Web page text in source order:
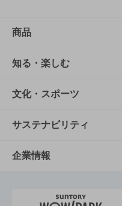
商品
商品TOP
商品一覧
商品発売情報
栄養成分一覧
知る・楽しむ
知る・楽しむTOP
キャンペーン
工場見学
文化・スポーツ
文化・スポーツTOP
サントリーホール
サステナビリティ
サステナビリティTOP
企業情報